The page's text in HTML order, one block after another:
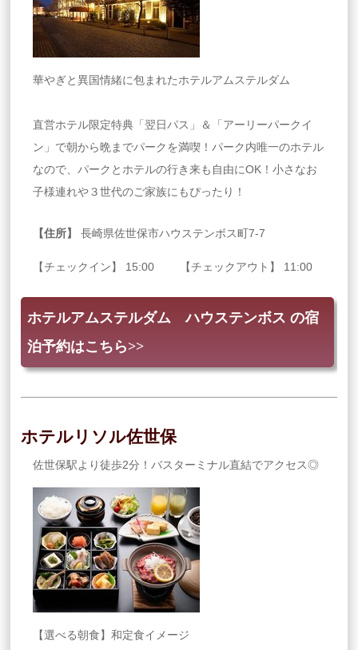
華やぎと異国情緒に包まれたホテルアムステルダム
直営ホテル限定特典「翌日パス」＆「アーリーパークイ
ン」で朝から晩までパークを満喫！パーク内唯一のホテル
なので、パークとホテルの行き来も自由にOK！小さなお
子様連れや３世代のご家族にもぴったり！
【住所】 長崎県佐世保市ハウステンボス町7-7
【チェックイン】 15:00 【チェックアウト】 11:00
ホテルアムステルダム ハウステンボス の宿
泊予約はこちら>>
ホテルリソル佐世保
佐世保駅より徒歩2分！バスターミナル直結でアクセス◎
【選べる朝食】和定食イメージ